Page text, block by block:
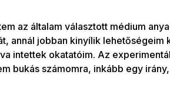
az általam választott médium
annál jobban kinyílik lehetőségeim
intettek okatatóim. Az
bukás számomra, inkább egy